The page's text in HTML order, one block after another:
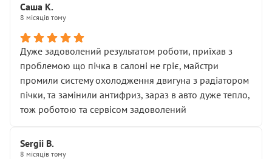
Саша К.
8 місяців тому
Дуже задоволений результатом роботи, приїхав з
проблемою що пічка в салоні не гріє, майстри
промили систему охолодження двигуна з радіатором
пічки, та замінили антифриз, зараз в авто дуже тепло,
тож роботою та сервісом задоволений
Sergii B.
8 місяців тому